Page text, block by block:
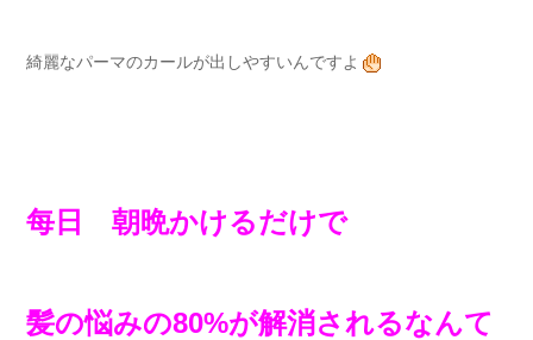
綺麗なパーマのカールが出しやすいんですよ
每日 朝晩かけるだけで
髪の悩みの80%が解消されるなんて